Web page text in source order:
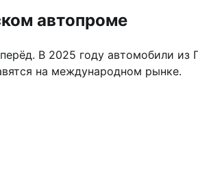
автопроме
В 2025 году автомобили из
на международном рынке.